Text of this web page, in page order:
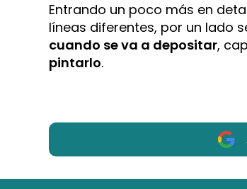
Entrando un poco más en
líneas diferentes, por un lado
cuando se va a depositar,
pintarlo.